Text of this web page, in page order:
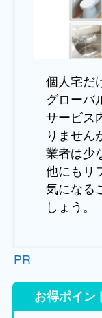
個人宅だ
グローバ
サービス
りません
業者は少
他にもリ
気になる
しょう。
PR
お得ポイン